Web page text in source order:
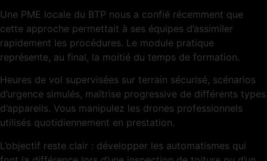
Une PME locale du BTP nous a confié récemment que
cette approche permettait à ses équipes d’assimiler
rapidement les procédures. Le module pratique
représente, au final, la moitié du temps de formation.
Heures de vol supervisées sur terrain sécurisé, scénarios
d’urgence simulés, maîtrise progressive de différents types
d’appareils. Vous manipulez les drones professionnels
utilisés quotidiennement en prestation.
L’objectif reste clair : développer les automatismes qui